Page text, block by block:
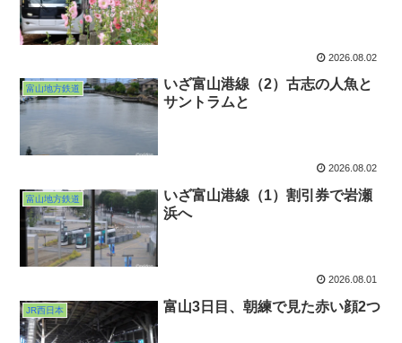
2026.08.02
富山地方鉄道
いざ富山港線（2）古志の人魚と
サントラムと
2026.08.02
富山地方鉄道
いざ富山港線（1）割引券で岩瀬
浜へ
2026.08.01
JR西日本 富山3日目、朝練で見た赤い顔2つ